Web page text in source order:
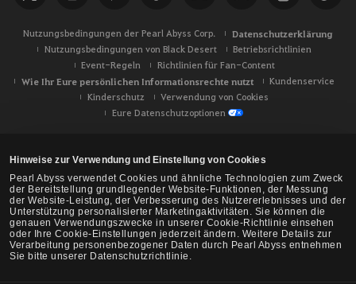
Hinweise zur Verwendung und Einstellung von Cookies
Pearl Abyss verwendet Cookies und ähnliche Technologien zum Zweck
der Bereitstellung grundlegender Website-Funktionen, der Messung
der Website-Leistung, der Verbesserung des Nutzererlebnisses und der
Unterstützung personalisierter Marketingaktivitäten. Sie können die
genauen Verwendungszwecke in unserer Cookie-Richtlinie einsehen
oder Ihre Cookie-Einstellungen jederzeit ändern. Weitere Details zur
Verarbeitung personenbezogener Daten durch Pearl Abyss entnehmen
Sie bitte unserer Datenschutzrichtlinie.
Nutzungsbedingungen der Pearl Abyss Corp. Datenschutzerklärung
Nutzungsbedingungen von Black Desert
Betriebsrichtlinien
Event-Regeln
Richtlinien für Fan-Content
Wie Ihr Eure persönlichen Informationsrechte nutzt
Kundenservice
Kinderschutz
Verwendung von Cookies
Eure Datenschutzoptionen